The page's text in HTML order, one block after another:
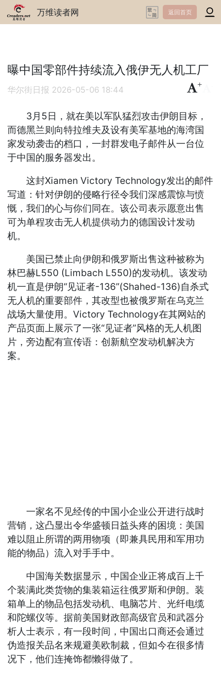
万维读者网 返回首页
曝中国零部件持续流入俄伊无人机工厂
华尔街日报 2026-05-06 18:44
+
3月5日，就在美以军队猛烈攻击伊朗目标，
而德黑兰则向特拉维夫及设有美军基地的海湾国
家发动袭击的档口，一封群发电子邮件从一台位
于中国的服务器发出。
这封Xiamen Victory Technology发出的邮件
写道：针对伊朗的侵略行径令我们深感震惊与愤
慨，我们的心与你们同在。该公司表示愿意出售
可为单程攻击无人机提供动力的德国设计发动
机。
美国已禁止向伊朗和俄罗斯出售这种被称为
林巴赫L550 (Limbach L550)的发动机。该发动
机一直是伊朗“见证者-136”(Shahed-136)自杀式
无人机的重要部件，其改型也被俄罗斯在乌克兰
战场大量使用。Victory Technology在其网站的
产品页面上展示了一张“见证者”风格的无人机图
片，旁边配有宣传语：创新航空发动机解决方
案。
一家名不见经传的中国小企业公开进行战时
营销，这凸显出令华盛顿日益头疼的困境：美国
难以阻止所谓的两用物项（即兼具民用和军用功
能的物品）流入对手手中。
中国海关数据显示，中国企业正将成百上千
个装满此类货物的集装箱运往俄罗斯和伊朗。装
箱单上的物品包括发动机、电脑芯片、光纤电缆
和陀螺仪等。据前美国财政部高级官员和武器分
析人士表示，有一段时间，中国出口商还会通过
伪造报关品名来规避美欧制裁，但如今在很多情
况下，他们连掩饰都懒得做了。